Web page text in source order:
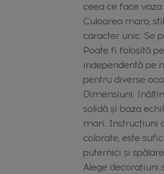
ceea ce face
Culoarea maro,
caracter unic. Se
Poate fi folosită
independentă pe
pentru diverse
Dimensiuni:
solidă și baza
mari. Instrucțiuni
colorate, este
puternici și
Alege decorațiuni